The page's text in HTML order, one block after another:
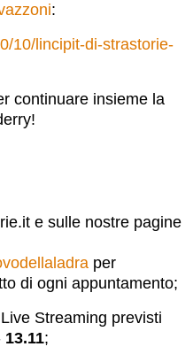
:
10/lincipit-di-strastorie-
continuare insieme la
e sulle nostre pagine
per
di ogni appuntamento;
Streaming previsti
13.11;